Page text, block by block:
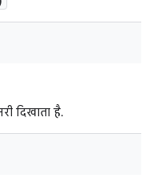
दिखाता है.